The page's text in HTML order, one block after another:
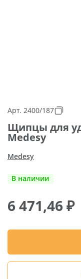
Арт. 2400/187
Щипцы для
Medesy
Medesy
В наличии
6 471,46 ₽